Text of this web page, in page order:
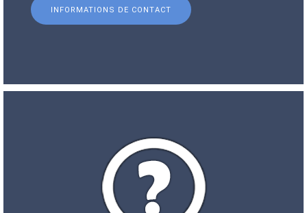
INFORMATIONS DE CONTACT